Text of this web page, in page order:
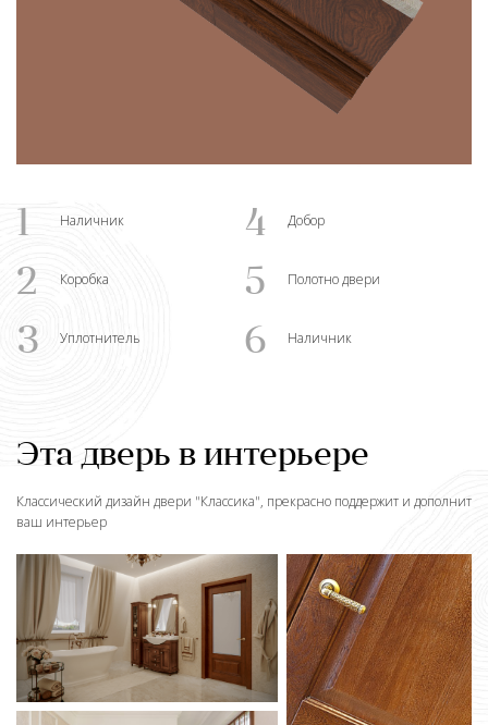
1 Наличник 4 Добор
2 Коробка 5 Полотно двери
3 Уплотнитель 6 Наличник
Эта дверь в интерьере
Классический дизайн двери "Классика", прекрасно поддержит и дополнит
ваш интерьер